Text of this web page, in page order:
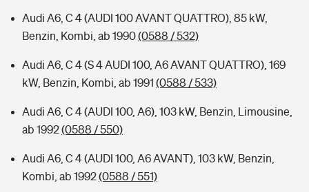
Audi A6, C 4 (AUDI 100 AVANT QUATTRO), 85 kW,
Benzin, Kombi, ab 1990(0588 / 532)
Audi A6, C 4 (S 4 AUDI 100, A6 AVANT QUATTRO), 169
kW, Benzin, Kombi, ab 1991 (0588 / 533)
Audi A6, C 4 (AUDI 100, A6), 103 kW, Benzin, Limousine,
ab 1992(0588 / 550)
Audi A6, C 4 (AUDI 100, A6 AVANT), 103 kW, Benzin,
Kombi, ab 1992(0588 / 551)